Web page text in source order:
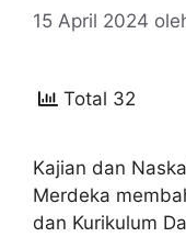
15 April 2024
Total 32
Kajian dan
Merdeka
dan Kurikulum